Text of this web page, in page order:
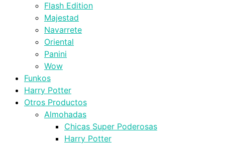
Flash Edition
Majestad
Navarrete
Oriental
Panini
Wow
Funkos
Harry Potter
Otros Productos
Almohadas
Chicas Super Poderosas
Harry Potter